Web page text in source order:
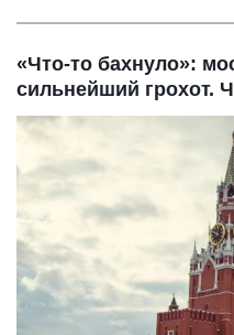
«Что-то бахнуло»:
сильнейший грохот.